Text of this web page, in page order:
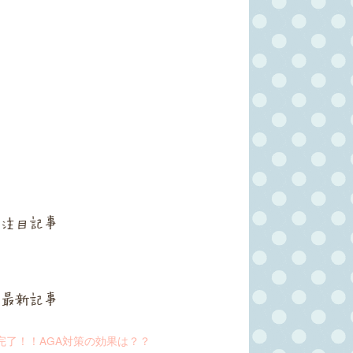
注目記事
最新記事
了！！AGA対策の効果は？？